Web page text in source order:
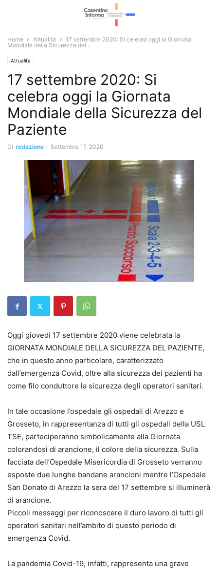
Home Attualità
17 settembre 2020: Si celebra oggi la Giornata
Mondiale della Sicurezza del...
Attualità
17 settembre 2020: Si
celebra oggi la Giornata
Mondiale della Sicurezza del
Paziente
Di redazione - Settembre 17, 2020
Oggi giovedì 17 settembre 2020 viene celebrata la
GIORNATA MONDIALE DELLA SICUREZZA DEL PAZIENTE,
che in questo anno particolare, caratterizzato
dall’emergenza Covid, oltre alla sicurezza dei pazienti ha
come filo conduttore la sicurezza degli operatori sanitari.
In tale occasione l’ospedale gli ospedali di Arezzo e
Grosseto, in rappresentanza di tutti gli ospedali della USL
TSE, parteciperanno simbolicamente alla Giornata
colorandosi di arancione, il colore della sicurezza. Sulla
facciata dell’Ospedale Misericordia di Grosseto verranno
esposte due lunghe bandane arancioni mentre l’Ospedale
San Donato di Arezzo la sera del 17 settembre si illuminerà
di arancione.
Piccoli messaggi per riconoscere il duro lavoro di tutti gli
operatori sanitari nell’ambito di questo periodo di
emergenza Covid.
La pandemia Covid-19, infatti, rappresenta una grave